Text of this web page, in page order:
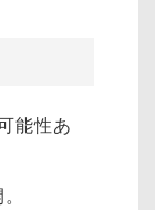
能性あ